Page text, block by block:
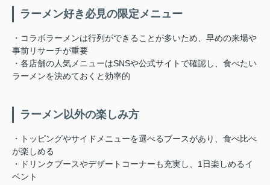
ラーメン好き必見の限定メニュー
・コラボラーメンは行列ができることが多いため、早めの来場や
事前リサーチが重要
・各店舗の人気メニューはSNSや公式サイトで確認し、食べたい
ラーメンを決めておくと効率的
ラーメン以外の楽しみ方
・トッピングやサイドメニューを選べるブースがあり、食べ比べ
が楽しめる
・ドリンクブースやデザートコーナーも充実し、1日楽しめるイ
ベント